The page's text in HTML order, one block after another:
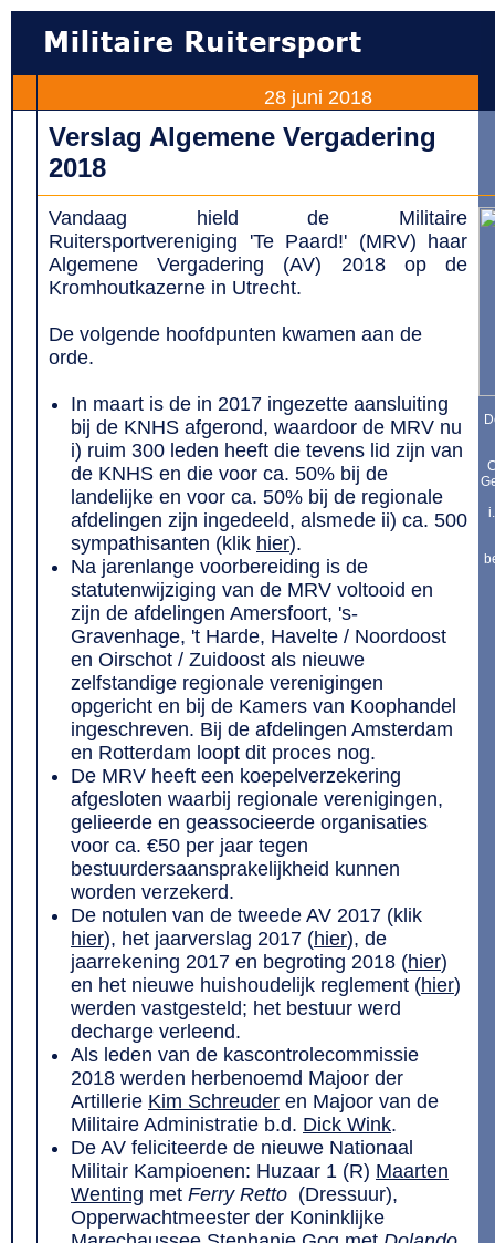
28 juni 2018
Verslag Algemene Vergadering
2018
Vandaag hield de Militaire
Ruitersportvereniging 'Te Paard!' (MRV) haar
Algemene Vergadering (AV) 2018 op de
Kromhoutkazerne in Utrecht.
De volgende hoofdpunten kwamen aan de
orde.
In maart is de in 2017 ingezette aansluiting
bij de KNHS afgerond, waardoor de MRV nu
i) ruim 300 leden heeft die tevens lid zijn van
de KNHS en die voor ca. 50% bij de
landelijke en voor ca. 50% bij de regionale
afdelingen zijn ingedeeld, alsmede ii) ca. 500
sympathisanten (klik hier).
Na jarenlange voorbereiding is de
statutenwijziging van de MRV voltooid en
zijn de afdelingen Amersfoort, 's-
Gravenhage, 't Harde, Havelte / Noordoost
en Oirschot / Zuidoost als nieuwe
zelfstandige regionale verenigingen
opgericht en bij de Kamers van Koophandel
ingeschreven. Bij de afdelingen Amsterdam
en Rotterdam loopt dit proces nog.
De MRV heeft een koepelverzekering
afgesloten waarbij regionale verenigingen,
gelieerde en geassocieerde organisaties
voor ca. €50 per jaar tegen
bestuurdersaansprakelijkheid kunnen
worden verzekerd.
De notulen van de tweede AV 2017 (klik
hier), het jaarverslag 2017 (hier), de
jaarrekening 2017 en begroting 2018 (hier)
en het nieuwe huishoudelijk reglement (hier)
werden vastgesteld; het bestuur werd
decharge verleend.
Als leden van de kascontrolecommissie
2018 werden herbenoemd Majoor der
Artillerie Kim Schreuder en Majoor van de
Militaire Administratie b.d. Dick Wink.
De AV feliciteerde de nieuwe Nationaal
Militair Kampioenen: Huzaar 1 (R) Maarten
Wenting met Ferry Retto (Dressuur),
Opperwachtmeester der Koninklijke